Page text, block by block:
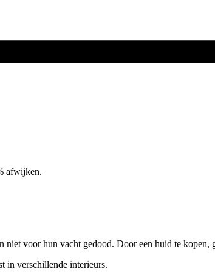
afwijken.
voor hun vacht gedood. Door een huid te
in verschillende interieurs.